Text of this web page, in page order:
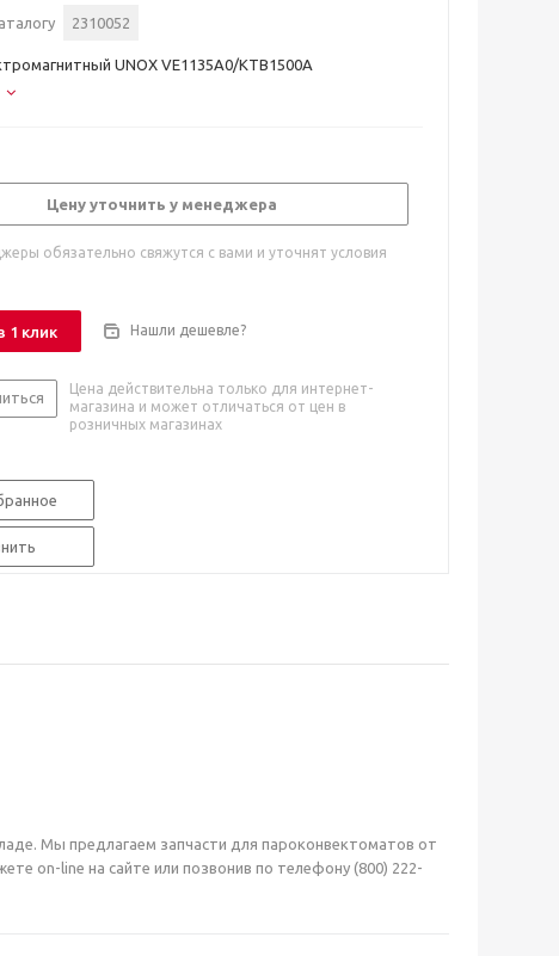
2310052
UNOX VE1135A0/KTB1500A
Цену уточнить у менеджера
обязательно свяжутся с вами и уточнят условия
1 клик Нашли дешевле?
Цена действительна только для интернет-
магазина и может отличаться от цен в
розничных магазинах
Мы предлагаем запчасти для пароконвектоматов от
on-line на сайте или позвонив по телефону (800) 222-